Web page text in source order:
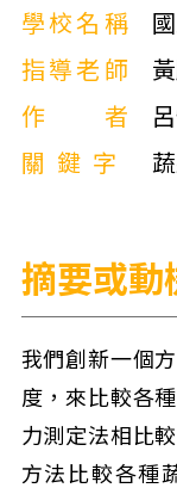
學校名稱
指導老師
作者
關鍵字
摘要或動
我們創新一個
度，來比較各
力測定法相比
方法比較各種